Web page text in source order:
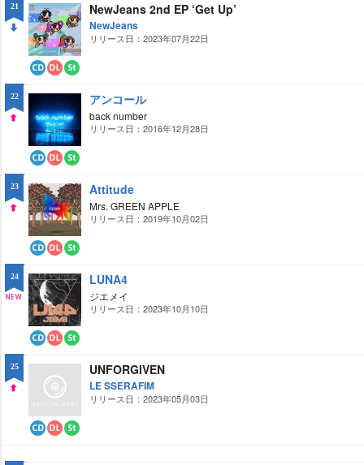
21
ウ
ン
ロ
ー
ド
ト
リ
ー
ミ
ン
グ
NewJeans 2nd EP ‘Get Up’
NewJeans
リリース日：2023年07月22日
22
ウ
ン
ロ
ー
ド
ト
リ
ー
ミ
ン
グ
アンコール
back number
リリース日：2016年12月28日
23
ウ
ン
ロ
ー
ド
ト
リ
ー
ミ
ン
グ
Attitude
Mrs. GREEN APPLE
リリース日：2019年10月02日
24
ウ
ロ
ー
ド
ト
ー
ミ
グ
LUNA4
ジエメイ
リリース日：2023年10月10日
25 UNFORGIVEN
LE SSERAFIM
リリース日：2023年05月03日